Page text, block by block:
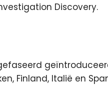
Discovery.
Finland, Italië en